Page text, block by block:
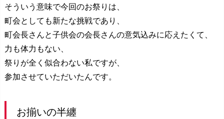
そういう意味で今回のお祭りは、
町会としても新たな挑戦であり、
町会長さんと子供会の会長さんの意気込みに応えたくて、
力も体力もない、
祭りが全く似合わない私ですが、
参加させていただいたんです。
お揃いの半纏